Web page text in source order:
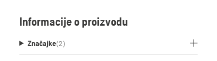
Informacije o proizvodu
Značajke(2)